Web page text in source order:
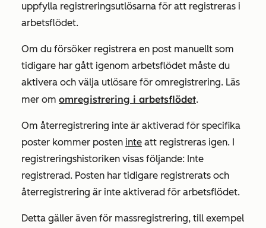
uppfylla registreringsutlösarna för att registreras i
arbetsflödet.
Om du försöker registrera en post manuellt som
tidigare har gått igenom arbetsflödet måste du
aktivera och välja utlösare för omregistrering. Läs
mer om omregistrering i arbetsflödet.
Om återregistrering inte är aktiverad för specifika
poster kommer posten inte att registreras igen. I
registreringshistoriken visas följande: Inte
registrerad. Posten har tidigare registrerats och
återregistrering är inte aktiverad för arbetsflödet.
Detta gäller även för massregistrering, till exempel